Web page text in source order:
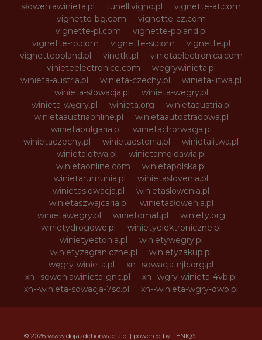
słoweniawinieta.pl
tunellivigno.pl
vignette-at.com
vignette-bg.com
vignette-cz.com
vignette-pl.com
vignette-poland.pl
vignette-ro.com
vignette-si.com
vignette.pl
vignettepoland.pl
vinetki.pl
vinietaelectronica.com
vinieteelectronice.com
wegrywinieta.pl
winieta-austria.pl
winieta-czechy.pl
winieta-litwa.pl
winieta-słowacja.pl
winieta-wegry.pl
winieta-węgry.pl
winieta.org
winietaaustria.pl
winietaaustriaonline.pl
winietaautostradowa.pl
winietabulgaria.pl
winietachorwacja.pl
winietaczechy.pl
winietaestonia.pl
winietalitwa.pl
winietalotwa.pl
winietamoldawia.pl
winietaonline.com
winietapolska.pl
winietarumunia.pl
winietaslovenia.pl
winietaslowacja.pl
winietaslowenia.pl
winietaszwajcaria.pl
winietasłowenia.pl
winietawegry.pl
winietomat.pl
winiety.org
winietydrogowe.pl
winietyelektroniczne.pl
winietyestonia.pl
winietywegry.pl
winietyzagraniczne.pl
winietyzakup.pl
węgry-winieta.pl
xn--sowacja-njb.org.pl
xn--soweniawinieta-gnc.pl
xn--wgry-winieta-4vb.pl
xn--winieta-sowacja-7sc.pl
xn--winieta-wgry-dwb.pl
© 2026 www.dojazdchorwacja.pl | powered by FENIQS